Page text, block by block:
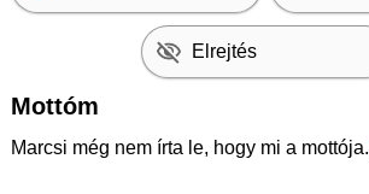
Elrejtés
Mottóm
Marcsi még nem írta le, hogy mi a mottója.